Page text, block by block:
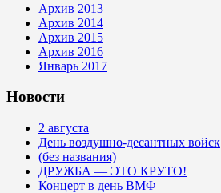
Архив 2013
Архив 2014
Архив 2015
Архив 2016
Январь 2017
Новости
2 августа
День воздушно-десантных войск
(без названия)
ДРУЖБА — ЭТО КРУТО!
Концерт в день ВМФ